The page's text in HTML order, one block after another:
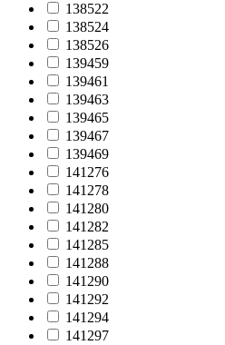
138522
138524
138526
139459
139461
139463
139465
139467
139469
141276
141278
141280
141282
141285
141288
141290
141292
141294
141297